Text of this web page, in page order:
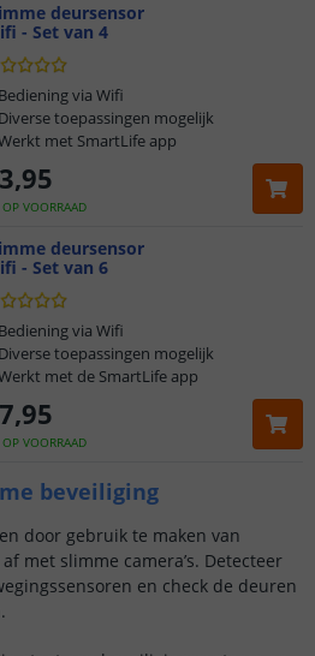
deursensor
- Set van 4
OP VOORRAAD
,95
Bediening via Wifi
Diverse toepassingen mogelijk
met SmartLife app
deursensor
- Set van 6
OP VOORRAAD
,95
Bediening via Wifi
Diverse toepassingen mogelijk
met de SmartLife app
beveiliging
door gebruik te maken van
met slimme camera’s. Detecteer
en check de deuren